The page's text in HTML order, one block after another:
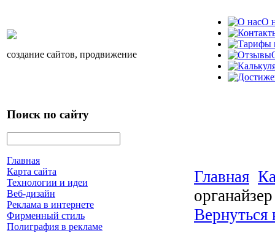
создание сайтов, продвижение
О
Поиск по сайту
Главная
Карта сайта
Технологии и идеи
Веб-дизайн
Реклама в интернете
Фирменный стиль
Полиграфия в рекламе
Главная